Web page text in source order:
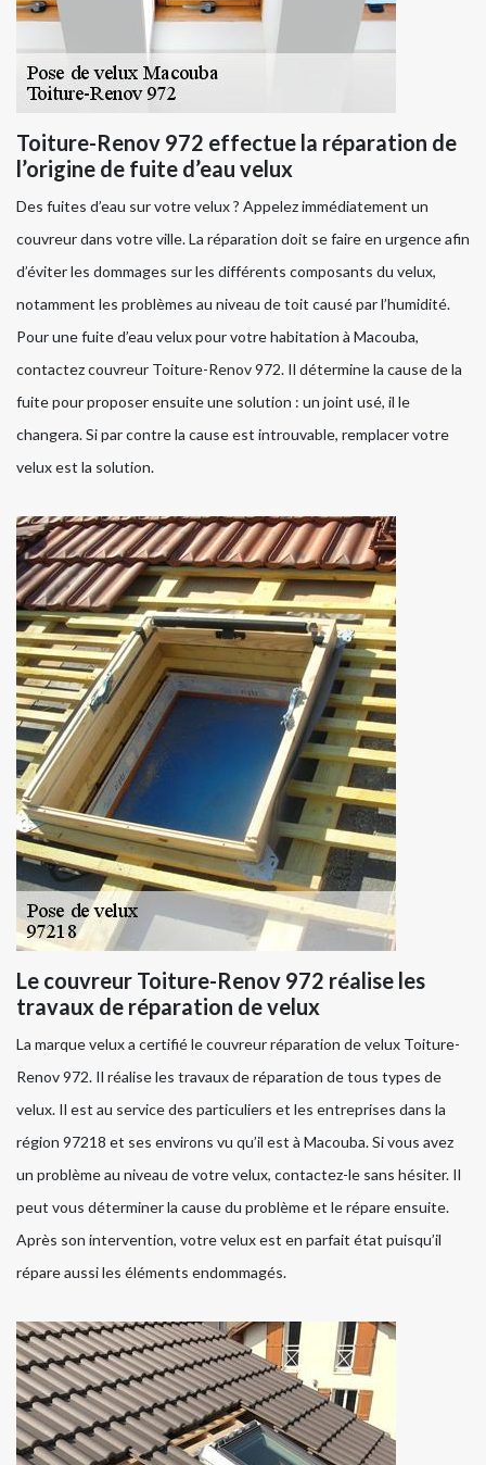
Toiture-Renov 972 effectue la réparation de
l’origine de fuite d’eau velux
Des fuites d’eau sur votre velux ? Appelez immédiatement un
couvreur dans votre ville. La réparation doit se faire en urgence afin
d’éviter les dommages sur les différents composants du velux,
notamment les problèmes au niveau de toit causé par l’humidité.
Pour une fuite d’eau velux pour votre habitation à Macouba,
contactez couvreur Toiture-Renov 972. Il détermine la cause de la
fuite pour proposer ensuite une solution : un joint usé, il le
changera. Si par contre la cause est introuvable, remplacer votre
velux est la solution.
Le couvreur Toiture-Renov 972 réalise les
travaux de réparation de velux
La marque velux a certifié le couvreur réparation de velux Toiture-
Renov 972. Il réalise les travaux de réparation de tous types de
velux. Il est au service des particuliers et les entreprises dans la
région 97218 et ses environs vu qu’il est à Macouba. Si vous avez
un problème au niveau de votre velux, contactez-le sans hésiter. Il
peut vous déterminer la cause du problème et le répare ensuite.
Après son intervention, votre velux est en parfait état puisqu’il
répare aussi les éléments endommagés.